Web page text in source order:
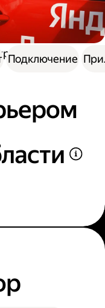
Подключение